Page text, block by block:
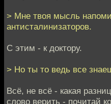
> Мне твоя мысль
антисталинизаторов.
С этим - к доктору.
> Но ты то ведь все
Всё, не всё - какая
слово верить - почитай